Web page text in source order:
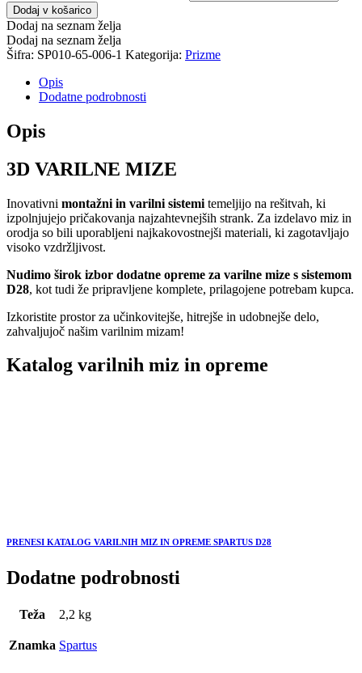
Dodaj v košarico
Dodaj na seznam želja
Dodaj na seznam želja
Šifra: SP010-65-006-1 Kategorija: Prizme
Opis
Dodatne podrobnosti
Opis
3D VARILNE MIZE
Inovativni montažni in varilni sistemi temeljijo na rešitvah, ki
izpolnjujejo pričakovanja najzahtevnejših strank. Za izdelavo miz in
orodja so bili uporabljeni najkakovostnejši materiali, ki zagotavljajo
visoko vzdržljivost.
Nudimo širok izbor dodatne opreme za varilne mize s sistemom
D28, kot tudi že pripravljene komplete, prilagojene potrebam kupca.
Izkoristite prostor za učinkovitejše, hitrejše in udobnejše delo,
zahvaljujoč našim varilnim mizam!
Katalog varilnih miz in opreme
PRENESI KATALOG VARILNIH MIZ IN OPREME SPARTUS D28
Dodatne podrobnosti
Teža 2,2 kg
Znamka Spartus